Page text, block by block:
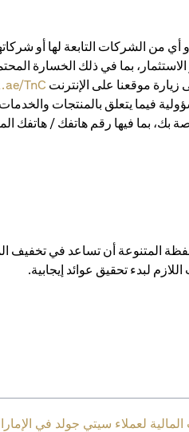
من الشركات التابعة لها أو
بما في ذلك الخسارة
موقعنا على الإنترنت TnC
فيما يتعلق بالمنتجات
بك، بما فيها رقم هاتفك / هاتفك
المتنوعة أن تساعد في تخفيف
لبدء تحقيق عوائد إيجابية.
لعملاء سيتي جولد في